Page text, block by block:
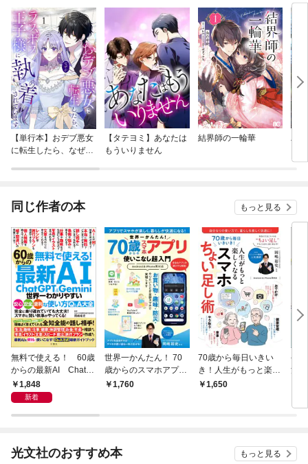
【単行本】おデブ悪女
に転生したら、なぜか
【タテヨミ】あなたは
もういりません
結界師の一輪華
バ
今
同じ作者の本 もっと見る
無料で使える！ 60歳
からの最新AI ChatG
PT&Gemini 世界一わ
かりやすい安心・安
大全
1,848
新着
世界一かんたん！ 70
歳からのスマホアプリ
使いこなし超入門
1,760
70歳から毎日いきい
き！人生がもっと楽し
くなるスマホちょい足
1,650
や
活
光文社のおすすめ本 もっと見る